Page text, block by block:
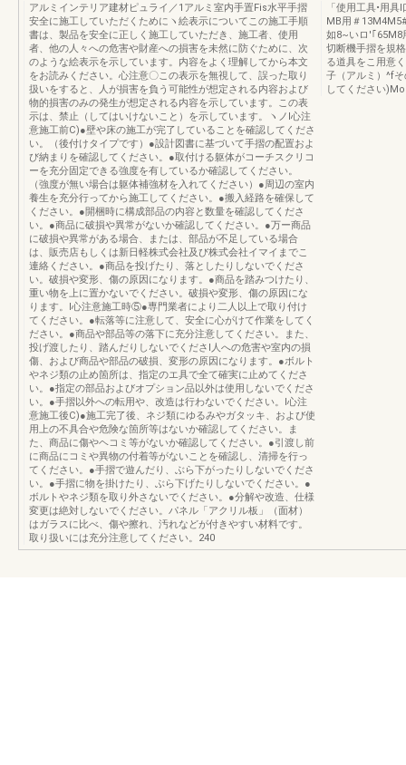
アルミインテリア建材ピュライ／1アルミ室内手置Fis水平手摺
安全に施工していただくためにヽ絵表示についてこの施工手順
書は、製品を安全に正しく施工していただき、施工者、使用
者、他の人々への危害や財産への損害を未然に防ぐために、次
のような絵表示を示しています。内容をよく理解してから本文
をお読みください。心注意〇この表示を無視して、誤った取り
扱いをすると、人が損害を負う可能性が想定される内容および
物的損害のみの発生が想定される内容を示しています。この表
示は、禁止（してはいけないこと）を示しています。ヽノI心注
意施工前C)●壁や床の施工が完了していることを確認してくださ
い。（後付けタイプです）●設計図書に基づいて手摺の配置およ
び納まりを確認してください。●取付ける躯体がコーチスクリコ
ーを充分固定できる強度を有しているか確認してください。
（強度が無い場合は躯体補強材を入れてください）●周辺の室内
養生を充分行ってから施工してください。●搬入経路を確保して
ください。●開梱時に構成部品の内容と数量を確認してくださ
い。●商品に破損や異常がないか確認してください。●万ー商品
に破損や異常がある場合、または、部品が不足している場合
は、販売店もしくは新日軽株式会社及び株式会社イマイまでこ
連絡ください。●商品を投げたり、落としたりしないでくださ
い。破損や変形、傷の原因になります。●商品を踏みつけたり、
重い物を上に置かないでください。破損や変形、傷の原因にな
ります。I心注意施工時⑤●専門業者により二人以上で取り付け
てください。●転落等に注意して、安全に心がけて作業をしてく
ださい。●商品や部品等の落下に充分注意してください。また、
投げ渡したり、踏んだりしないでくださI人への危害や室内の損
傷、および商品や部品の破損、変形の原因になります。●ボルト
やネジ類の止め箇所は、指定のエ具で全て確実に止めてくださ
い。●指定の部品およびオプション品以外は使用しないでくださ
い。●手摺以外への転用や、改造は行わないでください。I心注
意施工後C)●施工完了後、ネジ類にゆるみやガタッキ、および使
用上の不具合や危険な箇所等はないか確認してください。ま
た、商品に傷やヘコミ等がないか確認してください。●引渡し前
に商品にコミや異物の付着等がないことを確認し、清掃を行っ
てください。●手摺で遊んだり、ぶら下がったりしないでくださ
い。●手摺に物を掛けたり、ぶら下げたりしないでください。●
ボルトやネジ類を取り外さないでください。●分解や改造、仕様
変更は絶対しないでください。パネル「アクリル板」（面材）
はガラスに比べ、傷や擦れ、汚れなどが付きやすい材料です。
取り扱いには充分注意してください。240
「使用工具•用
MB用＃
如8~いロ'｢65M8
切断機手摺を規
る道具をこ用意
子（アルミ）^f
してください